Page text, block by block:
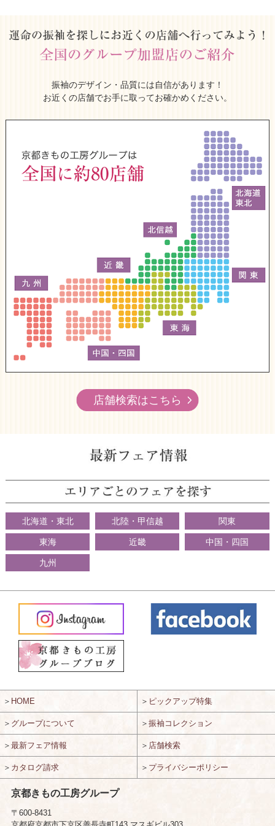
振袖のデザイン・品質には自信があります！
お近くの店舗でお手に取ってお確かめください。
店舗検索はこちら
北海道・東北 北陸・甲信越 関東
東海 近畿 中国・四国
九州
＞ HOME ＞ ピックアップ特集
＞ グループについて ＞ 振袖コレクション
＞ 最新フェア情報 ＞ 店舗検索
＞ カタログ請求 ＞ プライバシーポリシー
京都きもの工房グループ
〒600-8431